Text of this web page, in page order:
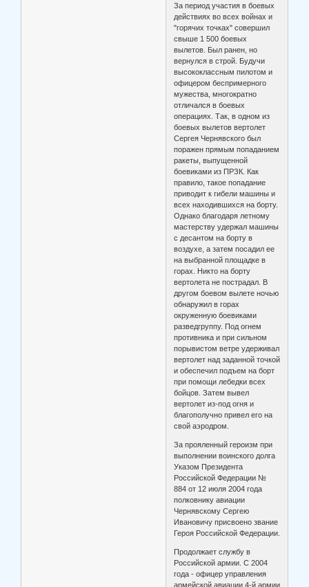
За период участия в боевых
действиях во всех войнах и
"горячих точках" совершил
свыше 1 500 боевых
вылетов. Был ранен, но
вернулся в строй. Будучи
высококлассным пилотом и
офицером беспримерного
мужества, многократно
отличался в боевых
операциях. Так, в одном из
боевых вылетов вертолет
Сергея Чернявского был
поражен прямым попаданием
ракеты, выпущенной
боевиками из ПРЗК. Как
правило, такое попадание
приводит к гибели машины и
всех находившихся на борту.
Однако благодаря летному
мастерству удержал машины
с десантом на борту в
воздухе, а затем посадил ее
на выбранной площадке в
горах. Никто на борту
вертолета не пострадал. В
другом боевом вылете ночью
обнаружил в горах
окруженную боевиками
разведгруппу. Под огнем
противника и при сильном
порывистом ветре удерживал
вертолет над заданной точкой
и обеспечил подъем на борт
при помощи лебедки всех
бойцов. Затем вывел
вертолет из-под огня и
благополучно привел его на
свой аэродром.
За прояленный героизм при
выполнении воинского долга
Указом Президента
Российской Федерации №
884 от 12 июля 2004 года
полковнику авиации
Чернявскому Сергею
Ивановичу присвоено звание
Героя Российской Федерации.
Продолжает службу в
Российской армии. С 2004
года - офицер управления
армейской авиации 4-й армии